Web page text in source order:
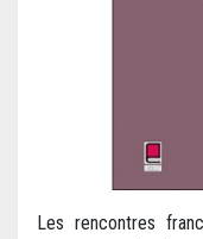
Les rencontres